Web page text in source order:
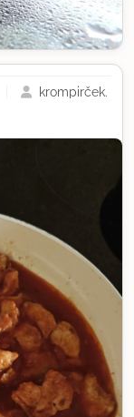
krompirček.